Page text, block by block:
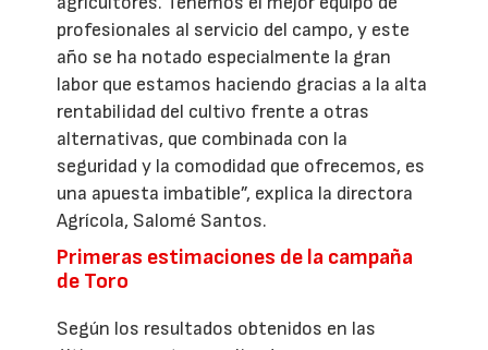
profesionales al servicio del campo, y este
año se ha notado especialmente la gran
labor que estamos haciendo gracias a la alta
rentabilidad del cultivo frente a otras
alternativas, que combinada con la
seguridad y la comodidad que ofrecemos, es
una apuesta imbatible”, explica la directora
Agrícola, Salomé Santos.
Primeras estimaciones de la campaña
de Toro
Según los resultados obtenidos en las